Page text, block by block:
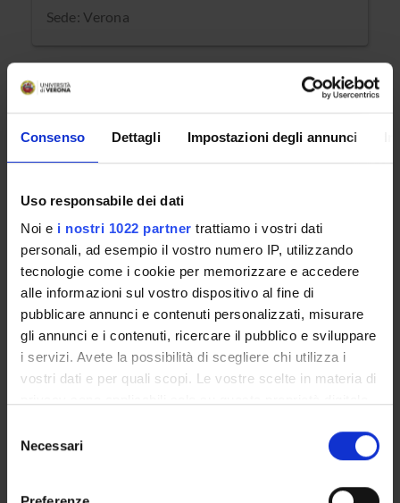
Consenso Dettagli Impostazioni degli annunci
Uso responsabile dei dati
Noi e i nostri 1022 partner trattiamo i vostri dati
personali, ad esempio il vostro numero IP, utilizzando
tecnologie come i cookie per memorizzare e accedere
alle informazioni sul vostro dispositivo al fine di
pubblicare annunci e contenuti personalizzati, misurare
gli annunci e i contenuti, ricercare il pubblico e sviluppare
i servizi. Avete la possibilità di scegliere chi utilizza i
vostri dati e per quali scopi. Le vostre scelte in materia di
modificare o revocare il proprio consenso in qualsiasi
momento dalla Dichiarazione sui cookie o facendo clic
delNecessari
Sede: Verona
CORSI A ESAURIMENTO
che non prevedono l'apertura di nuove iscrizioni. Gli stessi
negli anni accademici precedenti di completare il proprio
percorso formativo. Tali corsi saranno successivamente
disattivati.
CORSO A ESAURIMENTO
Laurea in Biotecnologie [L-2]
Classe di appartenenza: L-2